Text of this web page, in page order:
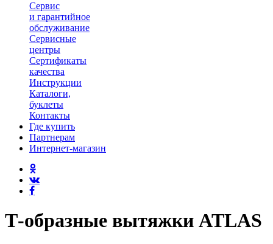
Сервис
и гарантийное
обслуживание
Сервисные
центры
Сертификаты
качества
Инструкции
Каталоги,
буклеты
Контакты
Где купить
Партнерам
Интернет-магазин
Т-образные вытяжки ATLAS